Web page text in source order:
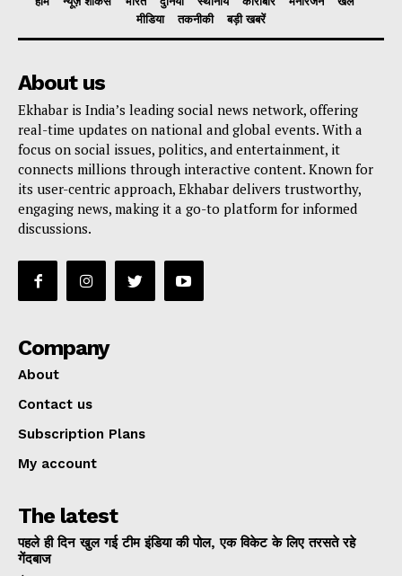
मीडिया
तकनीकी बड़ी खबरें
About us
Ekhabar is India’s leading social news network, offering
real-time updates on national and global events. With a
focus on social issues, politics, and entertainment, it
connects millions through interactive content. Known for
its user-centric approach, Ekhabar delivers trustworthy,
engaging news, making it a go-to platform for informed
discussions.
Company
About
Contact us
Subscription Plans
My account
The latest
पहले ही दिन खुल गई टीम इंडिया की पोल, एक विकेट के लिए तरसते रहे
गेंदबाज